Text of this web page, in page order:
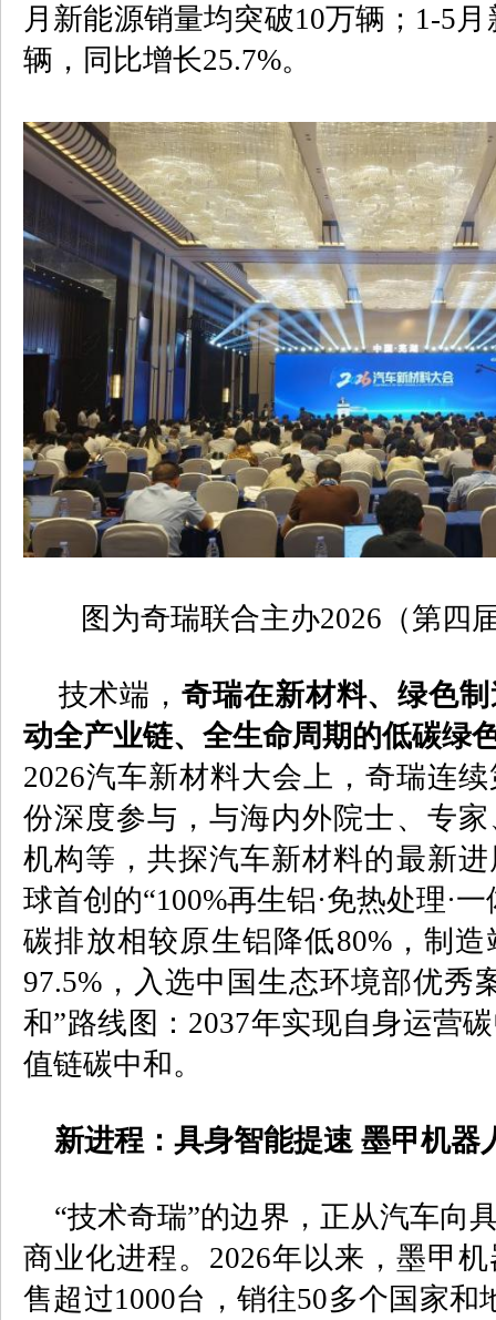
月新能源销量均突破10万辆； 1-5
辆，同比增长25.7%。
图为奇瑞联合主办2026 （第四
技术端，奇瑞在新材料、绿色
动全产业链、全生命周期的低碳绿
2026汽车新材料大会上，奇瑞连
份深度参与，与海内外院士、专
机构等，共探汽车新材料的最新
球首创的“100%再生铝·免热处理·
碳排放相较原生铝降低80%，制造
97.5% ，入选中国生态环境部优秀
和”路线图： 2037年实现自身运营
值链碳中和。
新进程：具身智能提速 墨甲机器
“技术奇瑞”的边界，正从汽车向
商业化进程。 2026年以来，墨甲
售超过1000台，销往50多个国家和